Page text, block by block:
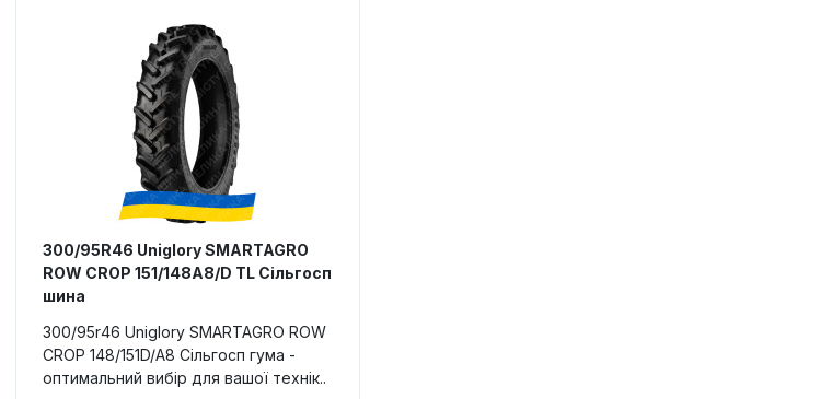
300/95R46 Uniglory SMARTAGRO
ROW CROP 151/148A8/D TL Сільгосп
шина
300/95r46 Uniglory SMARTAGRO ROW
CROP 148/151D/A8 Сільгосп гума -
оптимальний вибір для вашої технік..